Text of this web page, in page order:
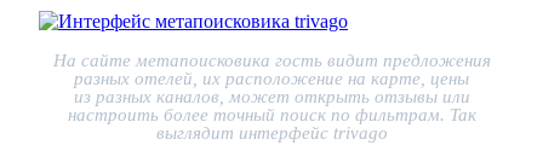
На сайте метапоисковика гость видит предложения
разных отелей, их расположение на карте, цены
из разных каналов, может открыть отзывы или
настроить более точный поиск по фильтрам. Так
выглядит интерфейс trivago